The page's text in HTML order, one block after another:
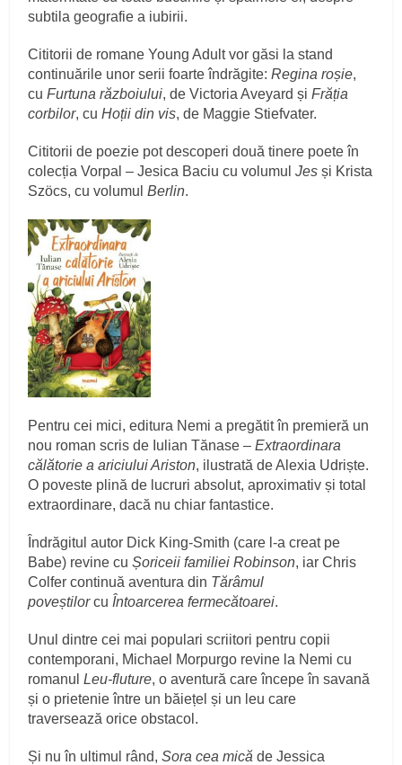
subtila geografie a iubirii.
Cititorii de romane Young Adult vor găsi la stand
continuările unor serii foarte îndrăgite:Regina roșie,
cuFurtuna războiului, de Victoria Aveyard șiFrăția
corbilor, cuHoții din vis, de Maggie Stiefvater.
Cititorii de poezie pot descoperi două tinere poete în
colecția Vorpal – Jesica Baciu cu volumulJesși Krista
Szöcs, cu volumulBerlin.
Pentru cei mici, editura Nemi a pregătit în premieră un
nou roman scris de Iulian Tănase –Extraordinara
călătorie a ariciului Ariston, ilustrată de Alexia Udriște.
O poveste plină de lucruri absolut, aproximativ și total
extraordinare, dacă nu chiar fantastice.
Îndrăgitul autor Dick King-Smith (care l-a creat pe
Babe) revine cuȘoriceii familiei Robinson, iar Chris
Colfer continuă aventura din Tărâmul
poveștilorcu Întoarcerea fermecătoarei.
Unul dintre cei mai populari scriitori pentru copii
contemporani, Michael Morpurgo revine la Nemi cu
romanulLeu-fluture, o aventură care începe în savană
și o prietenie între un băiețel și un leu care
traversează orice obstacol.
Și nu în ultimul rând,Sora cea mică de Jessica